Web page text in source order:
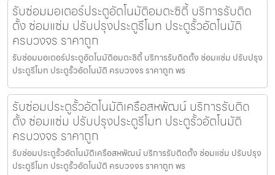
รับซ่อมมอเตอร์ประตูอัตโนมัติอมตะซิตี้ บริการรับติด
ตั้ง ซ่อมแซ่ม ปรับปรุงประตูรีโมท ประตูรั้วอัตโนมัติ
ครบวงจร ราคาถูก
รับซ่อมมอเตอร์ประตูอัตโนมัติอมตะซิตี้ บริการรับติดตั้ง ซ่อมแซ่ม ปรับปรุง
ประตูรีโมท ประตูรั้วอัตโนมัติ ครบวงจร ราคาถูก พร
รับซ่อมประตูรั้วอัตโนมัติเครือสหพัฒน์ บริการรับติด
ตั้ง ซ่อมแซ่ม ปรับปรุงประตูรีโมท ประตูรั้วอัตโนมัติ
ครบวงจร ราคาถูก
รับซ่อมประตูรั้วอัตโนมัติเครือสหพัฒน์ บริการรับติดตั้ง ซ่อมแซ่ม ปรับปรุง
ประตูรีโมท ประตูรั้วอัตโนมัติ ครบวงจร ราคาถูก พร